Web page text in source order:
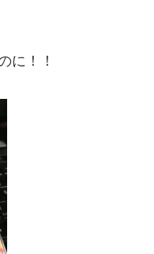
に！！